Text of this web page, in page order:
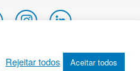
Rejeitar todos Aceitar todos